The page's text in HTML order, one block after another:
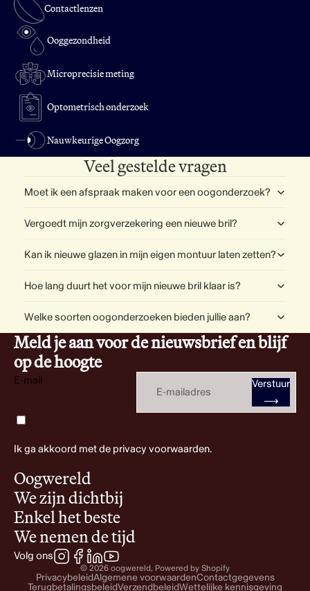
Contactlenzen
Ooggezondheid
Microprecisie meting
Optometrisch onderzoek
Nauwkeurige Oogzorg
Veel gestelde vragen
Moet ik een afspraak maken voor een oogonderzoek?
Vergoedt mijn zorgverzekering een nieuwe bril?
Kan ik nieuwe glazen in mijn eigen montuur laten zetten?
Hoe lang duurt het voor mijn nieuwe bril klaar is?
Welke soorten oogonderzoeken bieden jullie aan?
Meld je aan voor de nieuwsbrief en blijf
op de hoogte
E-mail
Verstuur
⟶
Ik ga akkoord met de privacy voorwaarden.
Oogwereld
We zijn dichtbij
Enkel het beste
We nemen de tijd
Volg ons
© 2026 oogwereld, Powered by Shopify
PrivacybeleidAlgemene voorwaardenContactgegevens
TerugbetalingsbeleidVerzendbeleidWettelijke kennisgeving